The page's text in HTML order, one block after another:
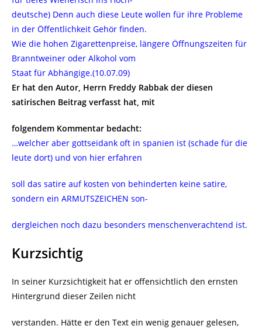
deutsche) Denn auch diese Leute wollen für ihre Probleme
in der Öffentlichkeit Gehör finden.
Wie die hohen Zigarettenpreise, längere Öffnungszeiten für
Branntweiner oder Alkohol vom
Staat für Abhängige.(10.07.09)
Er hat den Autor, Herrn Freddy Rabbak der diesen
satirischen Beitrag verfasst hat, mit
folgendem Kommentar bedacht:
…welcher aber gottseidank oft in spanien ist (schade für die
leute dort) und von hier erfahren
soll das satire auf kosten von behinderten keine satire,
sondern ein ARMUTSZEICHEN son-
dergleichen noch dazu besonders menschenverachtend ist.
Kurzsichtig
In seiner Kurzsichtigkeit hat er offensichtlich den ernsten
Hintergrund dieser Zeilen nicht
verstanden. Hätte er den Text ein wenig genauer gelesen,